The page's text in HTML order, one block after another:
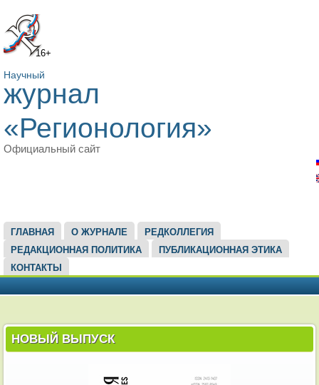
16+
Научный
журнал
«Регионология»
Официальный сайт
ГЛАВНОЕ МЕНЮ
ГЛАВНАЯ О ЖУРНАЛЕ
РЕДКОЛЛЕГИЯ
РЕДАКЦИОННАЯ ПОЛИТИКА
ПУБЛИКАЦИОННАЯ ЭТИКА
КОНТАКТЫ
НОВЫЙ ВЫПУСК